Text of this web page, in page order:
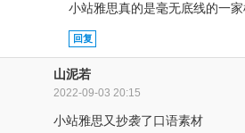
小站雅思真的是毫无底线的一
回复
山泥若
2022-09-03 20:15
小站雅思又抄袭了口语素材